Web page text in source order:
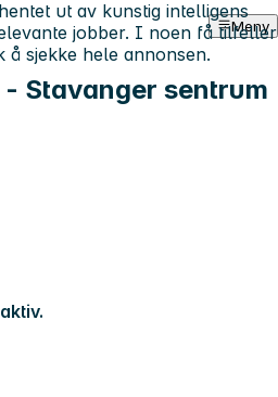
Meny
Stavanger sentrum
ut av kunstig intelligens
jobber. I noen få tilfeller
sjekke hele annonsen.